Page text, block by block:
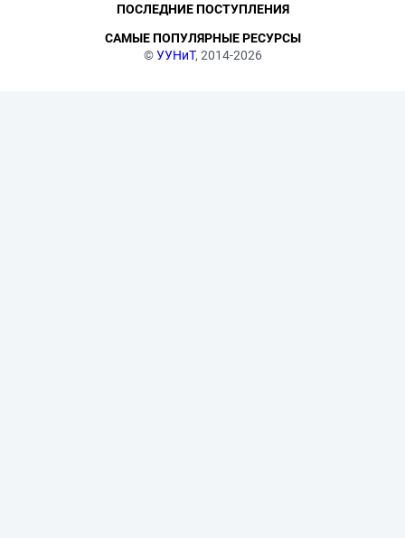
©УУНиТ, 2014-2026
ПОСЛЕДНИЕ ПОСТУПЛЕНИЯ
САМЫЕ ПОПУЛЯРНЫЕ РЕСУРСЫ